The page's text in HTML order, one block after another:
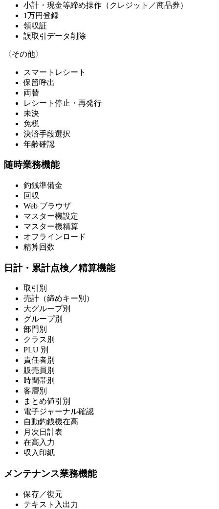
小計・現金等締め操作（クレジット／商品券）
1万円登録
領収証
誤取引データ削除
〈その他〉
スマートレシート
保留呼出
両替
レシート停止・再発行
未決
免税
決済手段選択
年齢確認
随時業務機能
釣銭準備金
回収
Web ブラウザ
マスター機設定
マスター機精算
オフラインロード
精算回数
日計・累計点検／精算機能
取引別
売計（締めキー別）
大グループ別
グループ別
部門別
クラス別
PLU 別
責任者別
販売員別
時間帯別
客層別
まとめ値引別
電子ジャーナル確認
自動釣銭機在高
月次日計表
在高入力
収入印紙
メンテナンス業務機能
保存／復元
テキスト入出力